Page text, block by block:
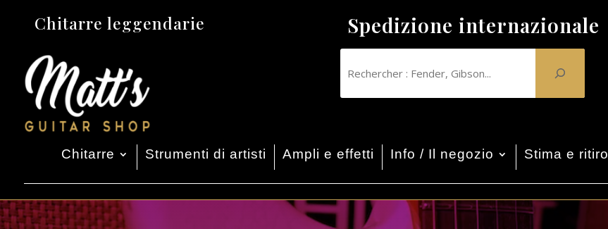
Chitarre leggendarie Spedizione internazionale
Chitarre Strumenti di artisti Ampli e effetti Info / Il negozio Stima e ritiro